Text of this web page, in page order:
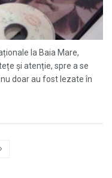
la Baia Mare,
și atenție, spre a se
doar au fost lezate în